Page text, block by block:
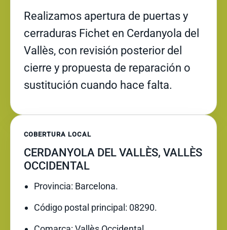
Realizamos apertura de puertas y
cerraduras Fichet en Cerdanyola del
Vallès, con revisión posterior del
cierre y propuesta de reparación o
sustitución cuando hace falta.
COBERTURA LOCAL
CERDANYOLA DEL VALLÈS, VALLÈS
OCCIDENTAL
Provincia: Barcelona.
Código postal principal: 08290.